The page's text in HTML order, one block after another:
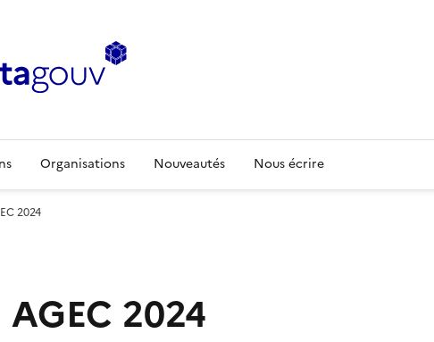
Organisations Nouveautés Nous écrire
2024
2024